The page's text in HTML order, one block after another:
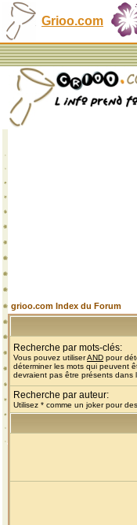
Grioo.com
grioo.com Index du Forum
Recherche par mots-clés:
Vous pouvez utiliserAND pour
déterminer les mots qui peuvent
devraient pas être présents dans
Recherche par auteur:
Utilisez * comme un joker pour